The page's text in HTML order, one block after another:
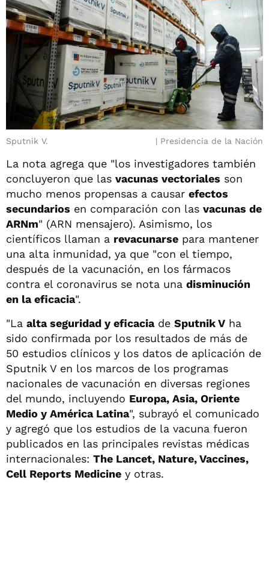
Sputnik V. Presidencia de la Nación
La nota agrega que "los investigadores también
concluyeron que las vacunas vectoriales son
mucho menos propensas a causar efectos
secundarios en comparación con las vacunas de
ARNm" (ARN mensajero). Asimismo, los
científicos llaman a revacunarse para mantener
una alta inmunidad, ya que "con el tiempo,
después de la vacunación, en los fármacos
contra el coronavirus se nota una disminución
en la eficacia".
"La alta seguridad y eficaciade Sputnik V ha
sido confirmada por los resultados de más de
50 estudios clínicos y los datos de aplicación de
Sputnik V en los marcos de los programas
nacionales de vacunación en diversas regiones
del mundo, incluyendo Europa, Asia, Oriente
Medio y América Latina", subrayó el comunicado
y agregó que los estudios de la vacuna fueron
publicados en las principales revistas médicas
internacionales: The Lancet, Nature, Vaccines,
Cell Reports Medicine y otras.